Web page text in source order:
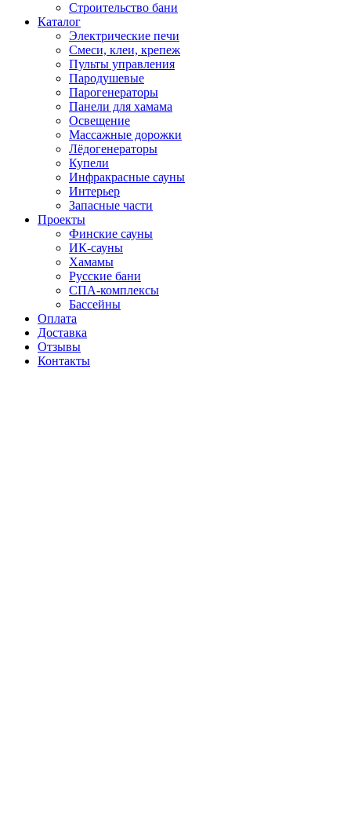
Строительство бани
Каталог
Электрические печи
Смеси, клеи, крепеж
Пульты управления
Пародушевые
Парогенераторы
Панели для хамама
Освещение
Массажные дорожки
Лёдогенераторы
Купели
Инфракрасные сауны
Интерьер
Запасные части
Проекты
Финские сауны
ИК-сауны
Хамамы
Русские бани
СПА-комплексы
Бассейны
Оплата
Доставка
Отзывы
Контакты